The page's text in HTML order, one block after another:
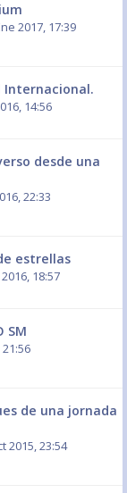
2017, 17:39
Internacional.
14:56
desde una
22:33
estrellas
18:57
SM
de una jornada
2015, 23:54